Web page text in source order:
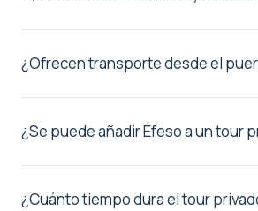
¿Ofrecen transporte desde el
¿Se puede añadir Éfeso a un tour
¿Cuánto tiempo dura el tour